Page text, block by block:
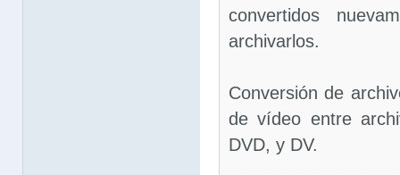
convertidos
archivarlos.
Conversión de
de vídeo entre
DVD, y DV.